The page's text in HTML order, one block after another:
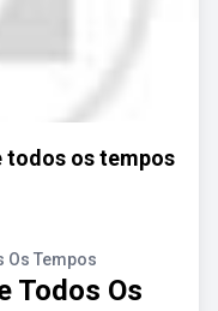
todos os tempos
Os Tempos
Todos Os